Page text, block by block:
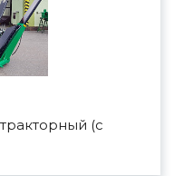
(с